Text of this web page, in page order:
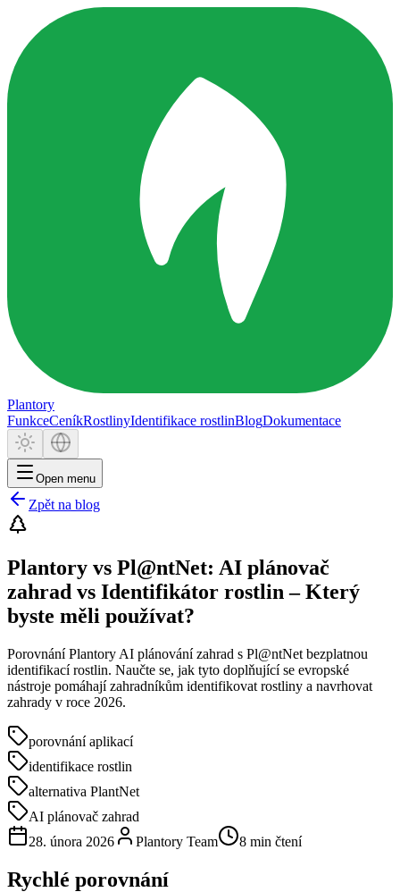
Plantory
FunkceCeníkRostlinyIdentifikace rostlinBlogDokumentace
Open menu
Zpět na blog
Plantory vs Pl@ntNet: AI plánovač
zahrad vs Identifikátor rostlin – Který
byste měli používat?
Porovnání Plantory AI plánování zahrad s Pl@ntNet bezplatnou
identifikací rostlin. Naučte se, jak tyto doplňující se evropské
nástroje pomáhají zahradníkům identifikovat rostliny a navrhovat
zahrady v roce 2026.
porovnání aplikací
identifikace rostlin
alternativa PlantNet
AI plánovač zahrad
28. února 2026
Plantory Team 8 min čtení
Rychlé porovnání